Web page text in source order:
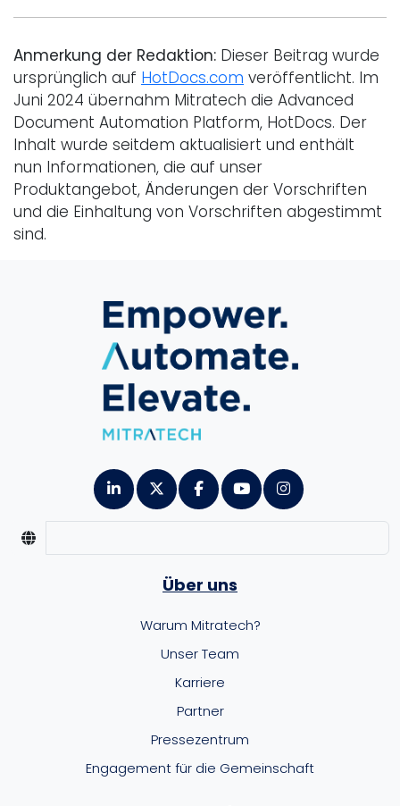
Anmerkung der Redaktion: Dieser Beitrag wurde
ursprünglich auf HotDocs.com veröffentlicht. Im
Juni 2024 übernahm Mitratech die Advanced
Document Automation Platform, HotDocs. Der
Inhalt wurde seitdem aktualisiert und enthält
nun Informationen, die auf unser
Produktangebot, Änderungen der Vorschriften
und die Einhaltung von Vorschriften abgestimmt
sind.
Über uns
Warum Mitratech?
Unser Team
Karriere
Partner
Pressezentrum
Engagement für die Gemeinschaft